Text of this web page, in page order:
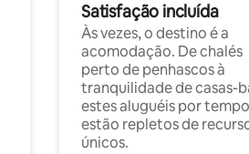
Satisfação incluída
Às vezes, o destino é a
acomodação. De chalés
perto de penhascos à
tranquilidade de casas-
estes aluguéis por
estão repletos de
únicos.